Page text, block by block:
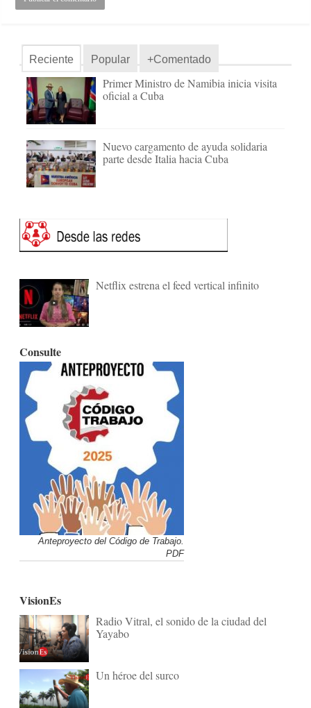
Reciente Popular +Comentado
Primer Ministro de Namibia inicia visita
oficial a Cuba
Nuevo cargamento de ayuda solidaria
parte desde Italia hacia Cuba
Netflix estrena el feed vertical infinito
Consulte
Anteproyecto del Código de Trabajo.
PDF
VisionEs
Radio Vitral, el sonido de la ciudad del
Yayabo
Un héroe del surco